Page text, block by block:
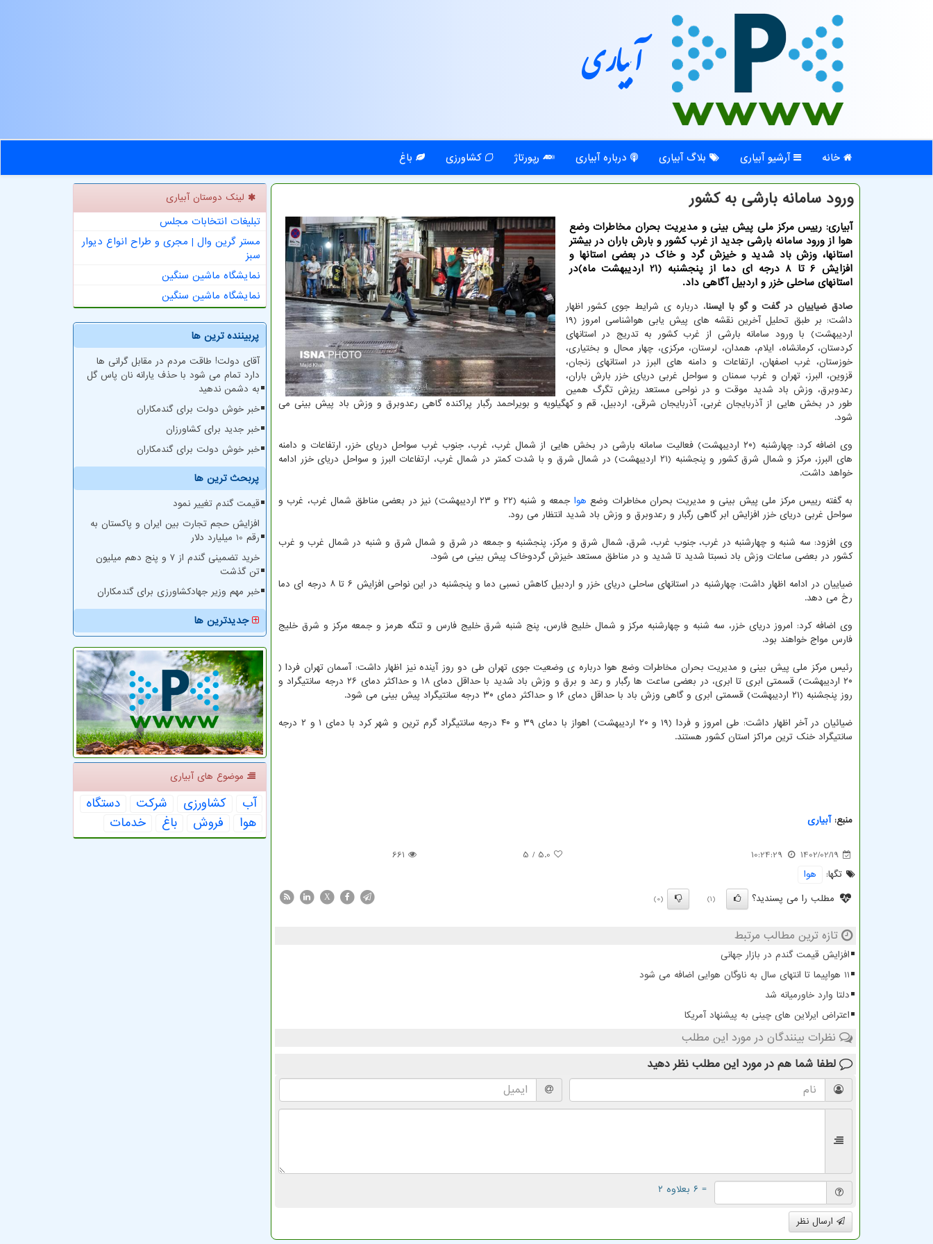
آبیاری
خانه آرشیو آبیاری بلاگ آبیاری درباره آبیاری رپورتاژ کشاورزی باغ
ورود سامانه بارشی به کشور
آبیاری: رییس مرکز ملی پیش بینی و مدیریت بحران مخاطرات وضع
هوا از ورود سامانه بارشی جدید از غرب کشور و بارش باران در بیشتر
استانها، وزش باد شدید و خیزش گرد و خاک در بعضی استانها و
افزایش 6 تا 8 درجه ای دما از پنجشنبه (21 اردیبهشت ماه)در
استانهای ساحلی خزر و اردبیل آگاهی داد.
صادق ضیاییان در گفت و گو با ایسنا، درباره ی شرایط جوی کشور اظهار
داشت: بر طبق تحلیل آخرین نقشه های پیش یابی هواشناسی امروز (۱۹
اردیبهشت) با ورود سامانه بارشی از غرب کشور به تدریج در استانهای
کردستان، کرمانشاه، ایلام، همدان، لرستان، مرکزی، چهار محال و بختیاری،
خوزستان، غرب اصفهان، ارتفاعات و دامنه های البرز در استانهای زنجان،
قزوین، البرز، تهران و غرب سمنان و سواحل غربی دریای خزر بارش باران،
رعدوبرق، وزش باد شدید موقت و در نواحی مستعد ریزش تگرگ همین
طور در بخش هایی از آذربایجان غربی، آذربایجان شرقی، اردبیل، قم و کهگیلویه و بویراحمد رگبار پراکنده گاهی رعدوبرق و وزش باد پیش بینی می
شود.
وی اضافه کرد: چهارشنبه (۲۰ اردیبهشت) فعالیت سامانه بارشی در بخش هایی از شمال غرب، غرب، جنوب غرب سواحل دریای خزر، ارتفاعات و دامنه
های البرز، مرکز و شمال شرق کشور و پنجشنبه (۲۱ اردیبهشت) در شمال شرق و با شدت کمتر در شمال غرب، ارتفاعات البرز و سواحل دریای خزر ادامه
خواهد داشت.
به گفته رییس مرکز ملی پیش بینی و مدیریت بحران مخاطرات وضع هوا
جمعه و شنبه (۲۲ و ۲۳ اردیبهشت) نیز در بعضی مناطق شمال غرب، غرب و
سواحل غربی دریای خزر افزایش ابر گاهی رگبار و رعدوبرق و وزش باد شدید انتظار می رود.
وی افزود: سه شنبه و چهارشنبه در غرب، جنوب غرب، شرق، شمال شرق و مرکز، پنجشنبه و جمعه در شرق و شمال شرق و شنبه در شمال غرب و غرب
کشور در بعضی ساعات وزش باد نسبتا شدید تا شدید و در مناطق مستعد خیزش گردوخاک پیش بینی می شود.
ضیاییان در ادامه اظهار داشت: چهارشنبه در استانهای ساحلی دریای خزر و اردبیل کاهش نسبی دما و پنجشنبه در این نواحی افزایش ۶ تا ۸ درجه ای دما
رخ می دهد.
وی اضافه کرد: امروز دریای خزر، سه شنبه و چهارشنبه مرکز و شمال خلیج فارس، پنج شنبه شرق خلیج فارس و تنگه هرمز و جمعه مرکز و شرق خلیج
فارس مواج خواهند بود.
رئیس مرکز ملی پیش بینی و مدیریت بحران مخاطرات وضع هوا درباره ی وضعیت جوی تهران طی دو روز آینده نیز اظهار داشت: آسمان تهران فردا (
۲۰ اردیبهشت) قسمتی ابری تا ابری، در بعضی ساعت ها رگبار و رعد و برق و وزش باد شدید با حداقل دمای ۱۸ و حداکثر دمای ۲۶ درجه سانتیگراد و
روز پنجشنبه (۲۱ اردیبهشت) قسمتی ابری و گاهی وزش باد با حداقل دمای ۱۶ و حداکثر دمای ۳۰ درجه سانتیگراد پیش بینی می شود.
ضیائیان در آخر اظهار داشت: طی امروز و فردا (۱۹ و ۲۰ اردیبهشت) اهواز با دمای ۳۹ و ۴۰ درجه سانتیگراد گرم ترین و شهر کرد با دمای ۱ و ۲ درجه
سانتیگراد خنک ترین مراکز استان کشور هستند.
منبع:آبیاری
1402/02/19
10:24:29
5.0
/ 5
661
تگها:
هوا
مطلب را می پسندید؟
(1)
(0)
X
تازه ترین مطالب مرتبط
افزایش قیمت گندم در بازار جهانی
11 هواپیما تا انتهای سال به ناوگان هوایی اضافه می شود
دلتا وارد خاورمیانه شد
اعتراض ایرلاین های چینی به پیشنهاد آمریکا
نظرات بینندگان در مورد این مطلب
لطفا شما هم در مورد این مطلب نظر دهید
= ۶ بعلاوه ۲
ارسال نظر
لینک دوستان آبیاری
تبلیغات انتخابات مجلس
مستر گرین وال | مجری و طراح انواع دیوار
سبز
نمایشگاه ماشین سنگین
نمایشگاه ماشین سنگین
پربیننده ترین ها
آقای دولت! طاقت مردم در مقابل گرانی ها
دارد تمام می شود با حذف یارانه نان پاس گل
به دشمن ندهید
خبر خوش دولت برای گندمکاران
خبر جدید برای کشاورزان
خبر خوش دولت برای گندمکاران
پربحث ترین ها
قیمت گندم تغییر نمود
افزایش حجم تجارت بین ایران و پاکستان به
رقم 10 میلیارد دلار
خرید تضمینی گندم از ۷ و پنج دهم میلیون
تن گذشت
خبر مهم وزیر جهادکشاورزی برای گندمکاران
جدیدترین ها
موضوع های آبیاری
آب كشاورزی شركت
دستگاه
هوا
فروش باغ خدمات